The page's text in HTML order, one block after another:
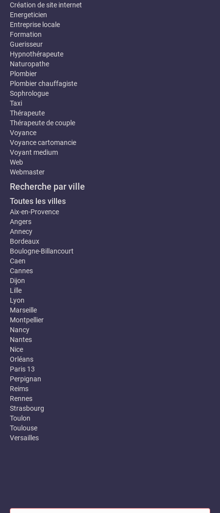
Création de site internet
Energeticien
Entreprise locale
Formation
Guerisseur
Hypnothérapeute
Naturopathe
Plombier
Plombier chauffagiste
Sophrologue
Taxi
Thérapeute
Thérapeute de couple
Voyance
Voyance cartomancie
Voyant medium
Web
Webmaster
Recherche par ville
Toutes les villes
Aix-en-Provence
Angers
Annecy
Bordeaux
Boulogne-Billancourt
Caen
Cannes
Dijon
Lille
Lyon
Marseille
Montpellier
Nancy
Nantes
Nice
Orléans
Paris 13
Perpignan
Reims
Rennes
Strasbourg
Toulon
Toulouse
Versailles